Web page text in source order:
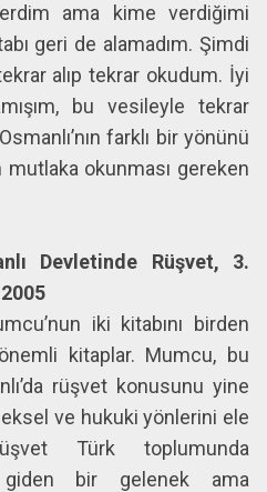
ama kime verdiğimi
geri de alamadım. Şimdi
alıp tekrar okudum. İyi
bu vesileyle tekrar
farklı bir yönünü
okunması gereken
Devletinde Rüşvet, 3.
2005
iki kitabını birden
kitaplar. Mumcu, bu
rüşvet konusunu yine
ve hukuki yönlerini ele
Türk toplumunda
giden bir gelenek ama